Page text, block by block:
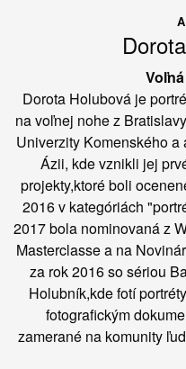
Dorota Holubová je
na voľnej nohe z
Univerzity Komenského
Ázii, kde vznikli jej
projekty,ktoré boli
2016 v kategóriách
2017 bola nominovaná z
Masterclasse a na
za rok 2016 so sériou
Holubník,kde fotí
fotografickým
zamerané na komunity